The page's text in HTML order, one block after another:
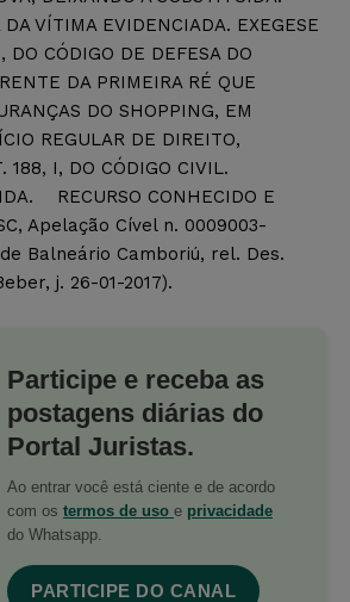
DA VÍTIMA EVIDENCIADA. EXEGESE
DO CÓDIGO DE DEFESA DO
DA PRIMEIRA RÉ QUE
DO SHOPPING, EM
REGULAR DE DIREITO,
188, I, DO CÓDIGO CIVIL.
RECURSO CONHECIDO E
Apelação Cível n. 0009003-
de Balneário Camboriú, rel. Des.
j. 26-01-2017).
Participe e receba as
postagens diárias do
Portal Juristas.
Ao entrar você está ciente e de acordo
com os termos de uso e privacidade
do Whatsapp.
PARTICIPE DO CANAL